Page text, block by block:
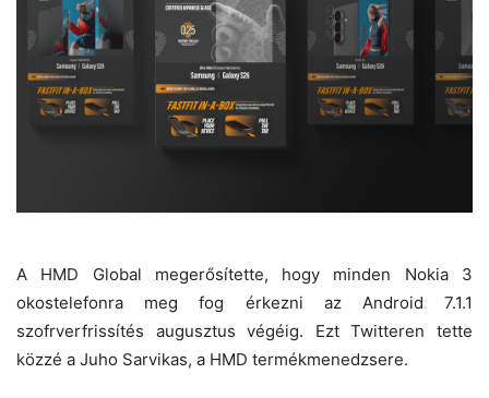
A HMD Global megerősítette, hogy minden Nokia 3
okostelefonra meg fog érkezni az Android 7.1.1
szofrverfrissítés augusztus végéig. Ezt Twitteren tette
közzé a Juho Sarvikas, a HMD termékmenedzsere.